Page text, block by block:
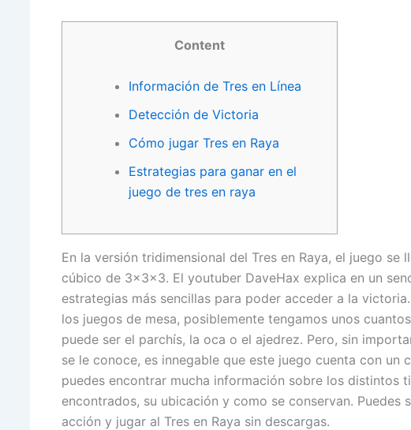
Content
Información de Tres en Línea
Detección de Victoria
Cómo jugar Tres en Raya
Estrategias para ganar en el
juego de tres en raya
En la versión tridimensional del Tres en Raya, el juego se
cúbico de 3x3x3. El youtuber DaveHax explica en un
estrategias más sencillas para poder acceder a la
los juegos de mesa, posiblemente tengamos unos
puede ser el parchís, la oca o el ajedrez. Pero, sin
se le conoce, es innegable que este juego cuenta con un
puedes encontrar mucha información sobre los distintos
encontrados, su ubicación y como se conservan. Puedes
acción y jugar al Tres en Raya sin descargas.